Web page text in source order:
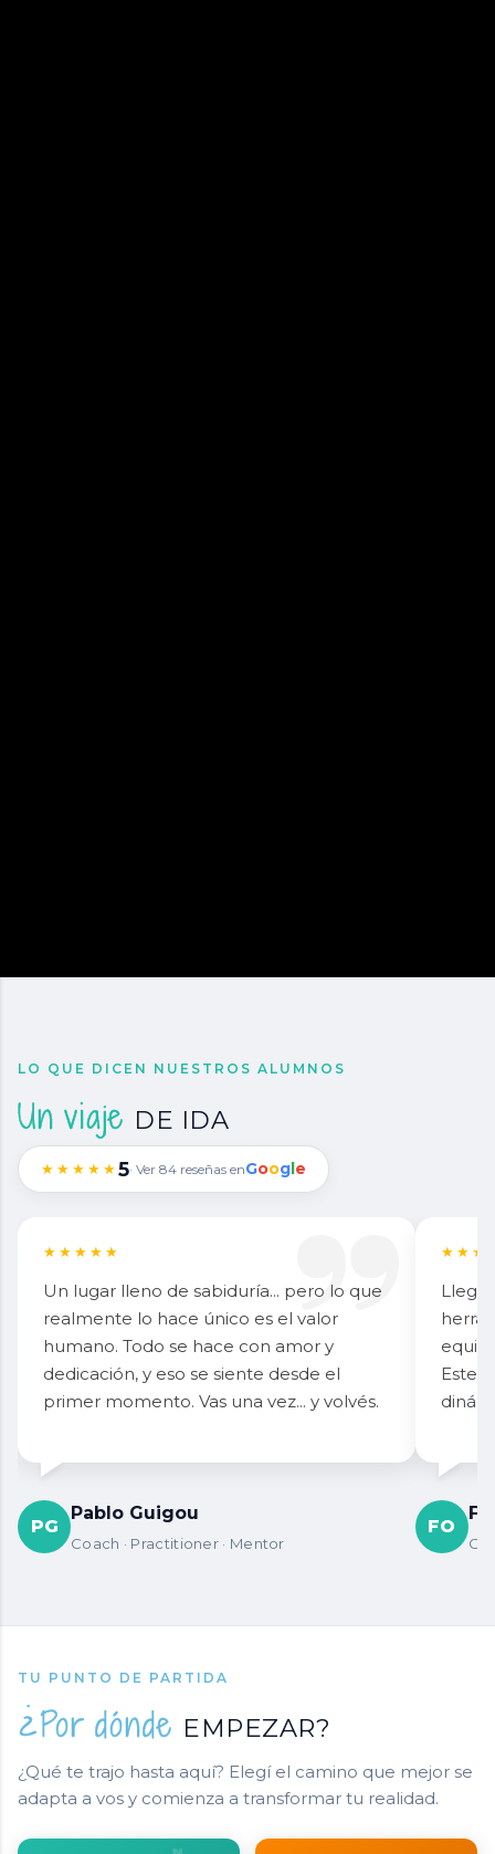
LO QUE DICEN NUESTROS ALUMNOS
Un viaje DE IDA
★★★★★5· Ver 84 reseñas enGoogle
★★★★★
Un lugar lleno de sabiduría... pero lo que
realmente lo hace único es el valor
humano. Todo se hace con amor y
dedicación, y eso se siente desde el
primer momento. Vas una vez... y volvés.
PG
Pablo Guigou
Coach · Practitioner · Mentor
Este
FO
TU PUNTO DE PARTIDA
¿Por dónde EMPEZAR?
¿Qué te trajo hasta aquí? Elegí el camino que mejor se
adapta a vos y comienza a transformar tu realidad.